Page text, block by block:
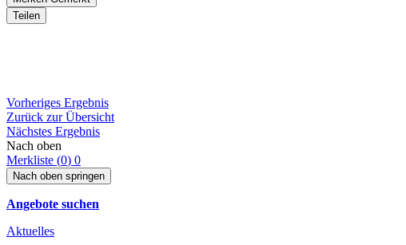
Teilen
Vorheriges Ergebnis
Zurück zur Übersicht
Nächstes Ergebnis
Nach oben
Merkliste (0) 0
Nach oben springen
Angebote suchen
Aktuelles